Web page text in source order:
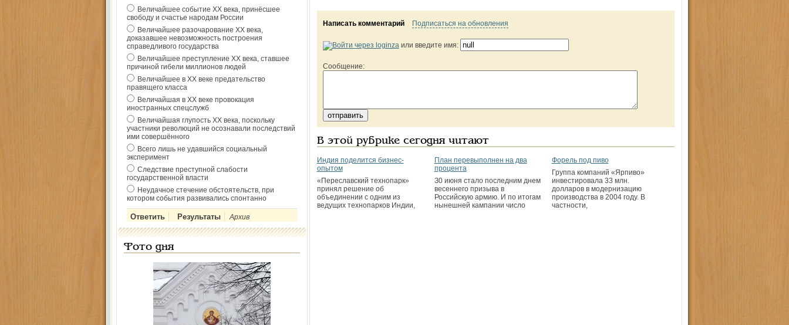
Величайшее событие ХХ века, принёсшее
свободу и счастье народам России
Величайшее разочарование ХХ века,
доказавшее невозможность построения
справедливого государства
Величайшее преступление ХХ века, ставшее
причиной гибели миллионов людей
Величайшее в ХХ веке предательство
правящего класса
Величайшая в ХХ веке провокация
иностранных спецслужб
Величайшая глупость ХХ века, поскольку
участники революций не осознавали последствий
ими совершённого
Всего лишь не удавшийся социальный
эксперимент
Следствие преступной слабости
государственной власти
Неудачное стечение обстоятельств, при
котором события развивались спонтанно
Архив
Фото дня
Написать комментарий Подписаться на обновления
или введите имя:
Сообщение:
В этой рубрике сегодня читают
Индия поделится бизнес-
опытом
«Переславский технопарк»
принял решение об
объединении с одним из
ведущих технопарков Индии,
План перевыполнен на два
процента
З0 июня стало последним днем
весеннего призыва в
Российскую армию. И по итогам
нынешней кампании число
Форель под пиво
Группа компаний «Ярпиво»
инвестировала 33 млн.
долларов в модернизацию
производства в 2004 году. В
частности,